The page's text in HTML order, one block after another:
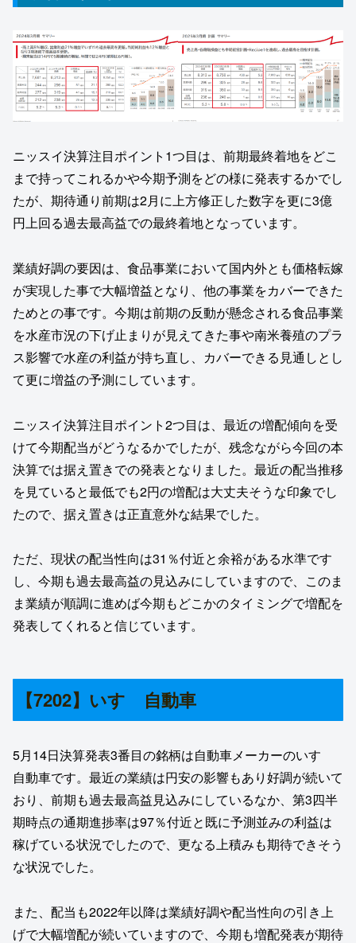
ニッスイ決算注目ポイント1つ目は、前期最終着地をどこ
まで持ってこれるかや今期予測をどの様に発表するかでし
たが、期待通り前期は2月に上方修正した数字を更に3億
円上回る過去最高益での最終着地となっています。
業績好調の要因は、食品事業において国内外とも価格転嫁
が実現した事で大幅増益となり、他の事業をカバーできた
ためとの事です。今期は前期の反動が懸念される食品事業
を水産市況の下げ止まりが見えてきた事や南米養殖のプラ
ス影響で水産の利益が持ち直し、カバーできる見通しとし
て更に増益の予測にしています。
ニッスイ決算注目ポイント2つ目は、最近の増配傾向を受
けて今期配当がどうなるかでしたが、残念ながら今回の本
決算では据え置きでの発表となりました。最近の配当推移
を見ていると最低でも2円の増配は大丈夫そうな印象でし
たので、据え置きは正直意外な結果でした。
ただ、現状の配当性向は31％付近と余裕がある水準です
し、今期も過去最高益の見込みにしていますので、このま
ま業績が順調に進めば今期もどこかのタイミングで増配を
発表してくれると信じています。
【7202】いすゞ自動車
5月14日決算発表3番目の銘柄は自動車メーカーのいすゞ
自動車です。最近の業績は円安の影響もあり好調が続いて
おり、前期も過去最高益見込みにしているなか、第3四半
期時点の通期進捗率は97％付近と既に予測並みの利益は
稼げている状況でしたので、更なる上積みも期待できそう
な状況でした。
また、配当も2022年以降は業績好調や配当性向の引き上
げで大幅増配が続いていますので、今期も増配発表が期待